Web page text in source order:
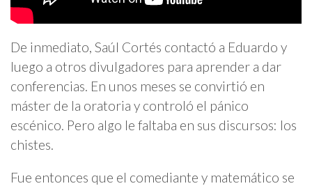
De inmediato, Saúl Cortés contactó a Eduardo y
luego a otros divulgadores para aprender a dar
conferencias. En unos meses se convirtió en
máster de la oratoria y controló el pánico
escénico. Pero algo le faltaba en sus discursos: los
chistes.
Fue entonces que el comediante y matemático se